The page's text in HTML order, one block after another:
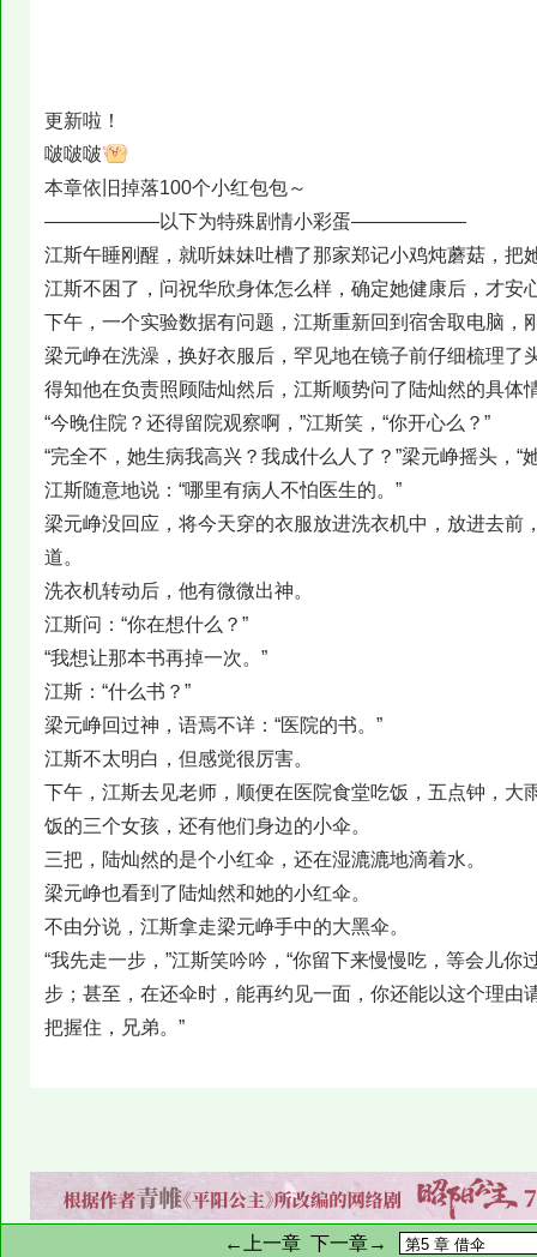
更新啦！
啵啵啵
本章依旧掉落100个小红包包～
——————以下为特殊剧情小彩蛋——————
江斯午睡刚醒，就听妹妹吐槽了那家郑记小鸡炖蘑菇，把
江斯不困了，问祝华欣身体怎么样，确定她健康后，才安
下午，一个实验数据有问题，江斯重新回到宿舍取电脑，
梁元峥在洗澡，换好衣服后，罕见地在镜子前仔细梳理了
得知他在负责照顾陆灿然后，江斯顺势问了陆灿然的具体
“今晚住院？还得留院观察啊，”江斯笑，“你开心么？”
“完全不，她生病我高兴？我成什么人了？”梁元峥摇头，“
江斯随意地说：“哪里有病人不怕医生的。”
梁元峥没回应，将今天穿的衣服放进洗衣机中，放进去前
道。
洗衣机转动后，他有微微出神。
江斯问：“你在想什么？”
“我想让那本书再掉一次。”
江斯：“什么书？”
梁元峥回过神，语焉不详：“医院的书。”
江斯不太明白，但感觉很厉害。
下午，江斯去见老师，顺便在医院食堂吃饭，五点钟，大
饭的三个女孩，还有他们身边的小伞。
三把，陆灿然的是个小红伞，还在湿漉漉地滴着水。
梁元峥也看到了陆灿然和她的小红伞。
不由分说，江斯拿走梁元峥手中的大黑伞。
“我先走一步，”江斯笑吟吟，“你留下来慢慢吃，等会儿
步；甚至，在还伞时，能再约见一面，你还能以这个理
把握住，兄弟。”
←上一章 下一章→